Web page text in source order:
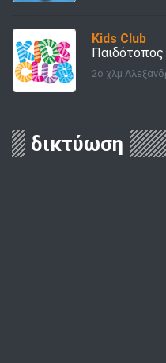
Kids Club
Παιδότοπος
2o χλμ
δικτύωση